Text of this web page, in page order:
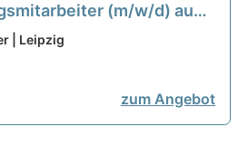
(m/w/d) auch
willkommen in
| Leipzig
zum Angebot